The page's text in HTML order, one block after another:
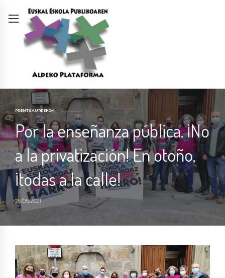
PRENTSAURREKOA
Por la enseñanza pública. ¡No
a la privatización! En otoño,
¡todas a la calle!
26/05/2021